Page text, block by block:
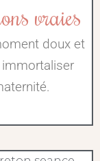
vraies
doux et
immortaliser